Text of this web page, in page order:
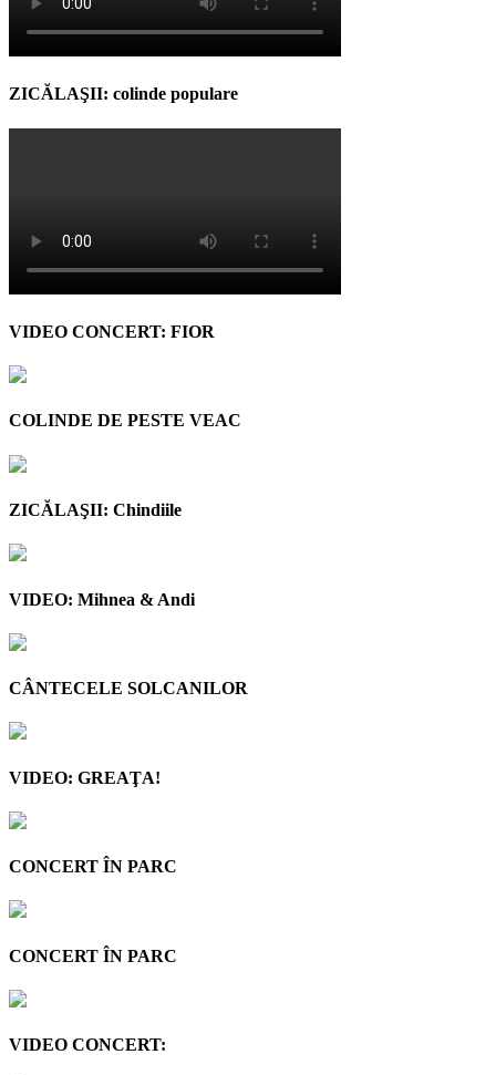
ZICĂLAŞII: colinde populare
VIDEO CONCERT: FIOR
COLINDE DE PESTE VEAC
ZICĂLAŞII: Chindiile
VIDEO: Mihnea & Andi
CÂNTECELE SOLCANILOR
VIDEO: GREAŢA!
CONCERT ÎN PARC
CONCERT ÎN PARC
VIDEO CONCERT: